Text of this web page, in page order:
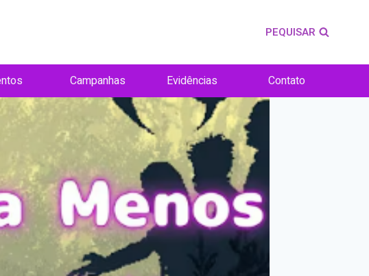
PEQUISAR
Campanhas Evidências Contato